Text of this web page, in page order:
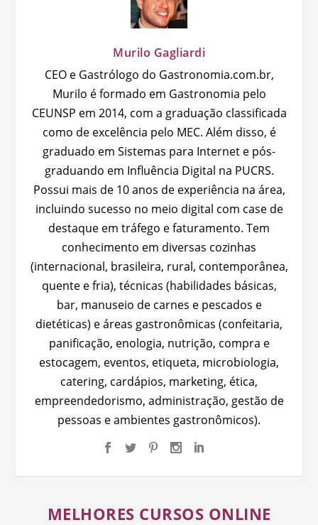
Murilo Gagliardi
CEO e Gastrólogo do Gastronomia.com.br,
Murilo é formado em Gastronomia pelo
CEUNSP em 2014, com a graduação classificada
como de excelência pelo MEC. Além disso, é
graduado em Sistemas para Internet e pós-
graduando em Influência Digital na PUCRS.
Possui mais de 10 anos de experiência na área,
incluindo sucesso no meio digital com case de
destaque em tráfego e faturamento. Tem
conhecimento em diversas cozinhas
(internacional, brasileira, rural, contemporânea,
quente e fria), técnicas (habilidades básicas,
bar, manuseio de carnes e pescados e
dietéticas) e áreas gastronômicas (confeitaria,
panificação, enologia, nutrição, compra e
estocagem, eventos, etiqueta, microbiologia,
catering, cardápios, marketing, ética,
empreendedorismo, administração, gestão de
pessoas e ambientes gastronômicos).
MELHORES CURSOS ONLINE